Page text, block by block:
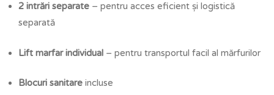
2 intrări separate – pentru acces eficient și logistică
separată
Lift marfar individual – pentru transportul facil al mărfurilor
Blocuri sanitare incluse